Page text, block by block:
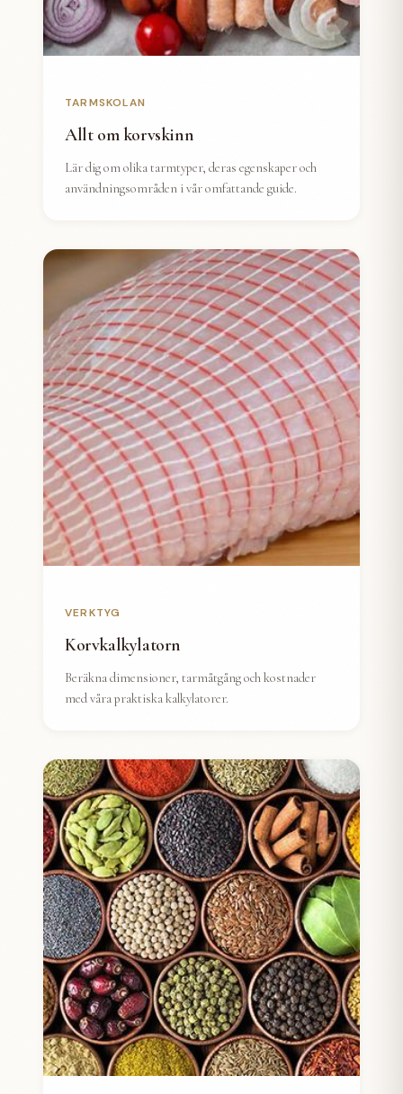
TARMSKOLAN
Allt om korvskinn
Lär dig om olika tarmtyper, deras egenskaper och
användningsområden i vår omfattande guide.
VERKTYG
Korvkalkylatorn
Beräkna dimensioner, tarmåtgång och kostnader
med våra praktiska kalkylatorer.